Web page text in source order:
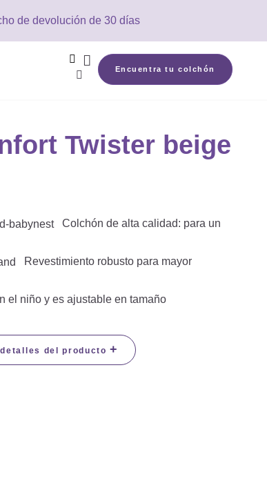
de devolución de 30 días



Encuentra tu colchón
Twister beige
Colchón de alta calidad: para un
Revestimiento robusto para mayor
el niño y es ajustable en tamaño
del producto+